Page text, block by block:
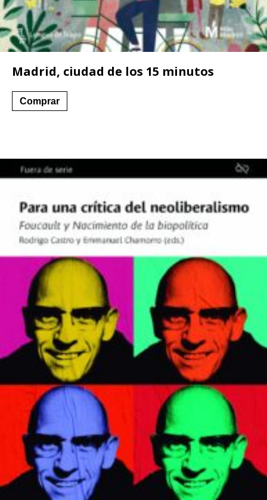
Madrid, ciudad de los 15 minutos
Comprar